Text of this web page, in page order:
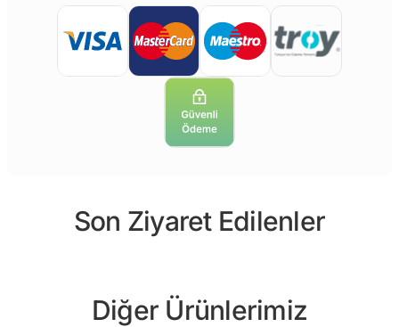
Son Ziyaret Edilenler
Diğer Ürünlerimiz